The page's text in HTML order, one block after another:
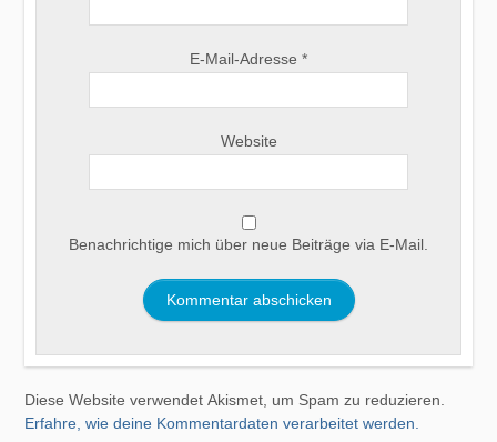
E-Mail-Adresse *
Website
Benachrichtige mich über neue Beiträge via E-Mail.
Diese Website verwendet Akismet, um Spam zu reduzieren.
Erfahre, wie deine Kommentardaten verarbeitet werden.